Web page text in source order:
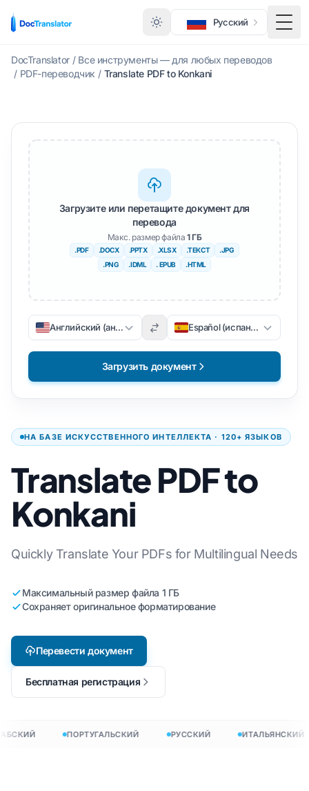
Русский
DocTranslator / Все инструменты — для любых переводов
/ PDF-переводчик / Translate PDF to Konkani
НА БАЗЕ ИСКУССТВЕННОГО ИНТЕЛЛЕКТА · 120+ ЯЗЫКОВ
Translate PDF to
Konkani
Quickly Translate Your PDFs for Multilingual Needs
Максимальный размер файла 1 ГБ
Сохраняет оригинальное форматирование
Перевести документ
Бесплатная регистрация
Загрузите или перетащите документ для
перевода
Макс. размер файла 1 ГБ
.PDF .DOCX .PPTX .XLSX .ТЕКСТ
.JPG
.PNG
.IDML . EPUB .HTML
Английский (английский) Español (испанский)
Загрузить документ
ПОРТУГАЛЬСКИЙ РУССКИЙ ИТАЛЬЯНСКИЙ